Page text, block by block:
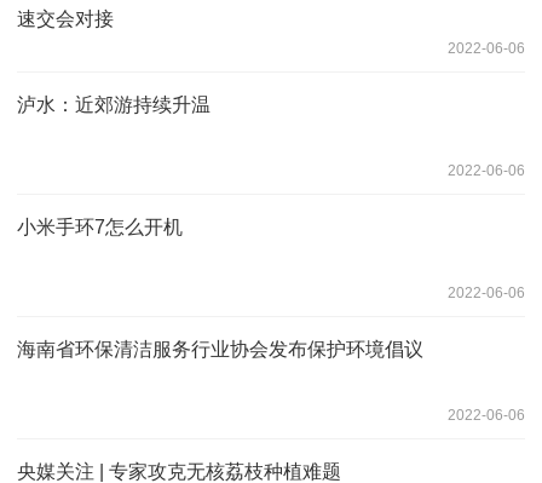
速交会对接
2022-06-06
泸水：近郊游持续升温
2022-06-06
小米手环7怎么开机
2022-06-06
海南省环保清洁服务行业协会发布保护环境倡议
2022-06-06
央媒关注 | 专家攻克无核荔枝种植难题